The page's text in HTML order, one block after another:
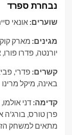
נבחרת ספרד
שוערים: אונאי
מגינים: מארק
יורנטה, פדרו
קשרים: פדרי,
באינה, מיקל מרינו
קדימה: דני
פרן טורס, בורג'ה
מתאים למשחק